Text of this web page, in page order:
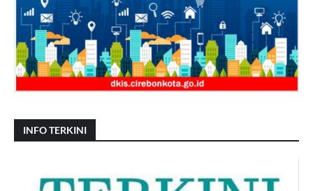
INFO TERKINI